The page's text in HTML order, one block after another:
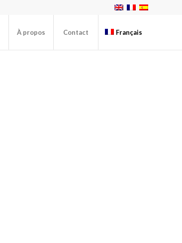
À propos Contact Français